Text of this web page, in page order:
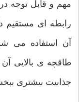
مهم و قابل توجه
رابطه ای مستقیم
آن استفاده می
طاقچه ی بالایی
جذابیت بیشتری